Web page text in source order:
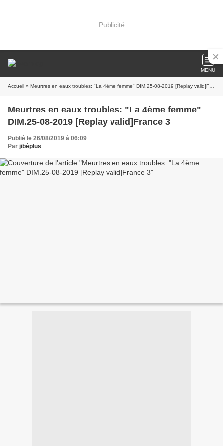
Publicité
MENU
Accueil » Meurtres en eaux troubles: "La 4ème femme" DIM.25-08-2019 [Replay valid]France 3
Meurtres en eaux troubles: "La 4ème femme"
DIM.25-08-2019 [Replay valid]France 3
Publié le 26/08/2019 à 06:09
Par jibéplus